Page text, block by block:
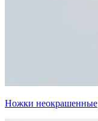
Ножки неокрашенные